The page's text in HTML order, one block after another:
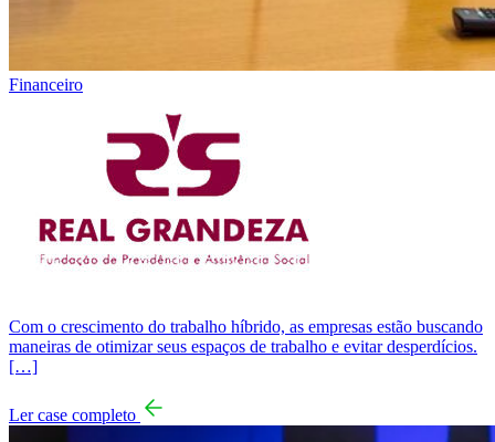
Financeiro
Com o crescimento do trabalho híbrido, as empresas estão buscando
maneiras de otimizar seus espaços de trabalho e evitar desperdícios.
[…]
Ler case completo